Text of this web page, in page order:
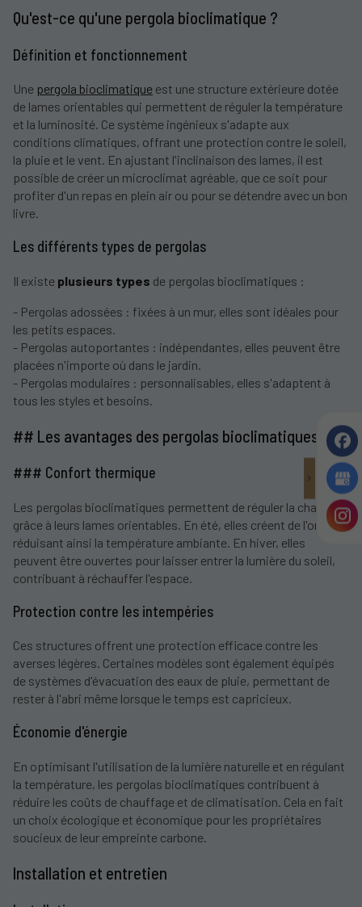
Qu'est-ce qu'une pergola bioclimatique ?
Définition et fonctionnement
Une pergola bioclimatique est une structure extérieure dotée
de lames orientables qui permettent de réguler la température
et la luminosité. Ce système ingénieux s'adapte aux
conditions climatiques, offrant une protection contre le soleil,
la pluie et le vent. En ajustant l'inclinaison des lames, il est
possible de créer un microclimat agréable, que ce soit pour
profiter d'un repas en plein air ou pour se détendre avec un bon
livre.
Les différents types de pergolas
Il existe plusieurs types de pergolas bioclimatiques :
- Pergolas adossées : fixées à un mur, elles sont idéales pour
les petits espaces.
- Pergolas autoportantes : indépendantes, elles peuvent être
placées n'importe où dans le jardin.
- Pergolas modulaires : personnalisables, elles s'adaptent à
tous les styles et besoins.
## Les avantages des pergolas bioclimatiques
### Confort thermique
Les pergolas bioclimatiques permettent de réguler la chaleur
grâce à leurs lames orientables. En été, elles créent de l'ombre,
réduisant ainsi la température ambiante. En hiver, elles
peuvent être ouvertes pour laisser entrer la lumière du soleil,
contribuant à réchauffer l'espace.
Protection contre les intempéries
Ces structures offrent une protection efficace contre les
averses légères. Certaines modèles sont également équipés
de systèmes d'évacuation des eaux de pluie, permettant de
rester à l'abri même lorsque le temps est capricieux.
Économie d'énergie
En optimisant l'utilisation de la lumière naturelle et en régulant
la température, les pergolas bioclimatiques contribuent à
réduire les coûts de chauffage et de climatisation. Cela en fait
un choix écologique et économique pour les propriétaires
soucieux de leur empreinte carbone.
Installation et entretien